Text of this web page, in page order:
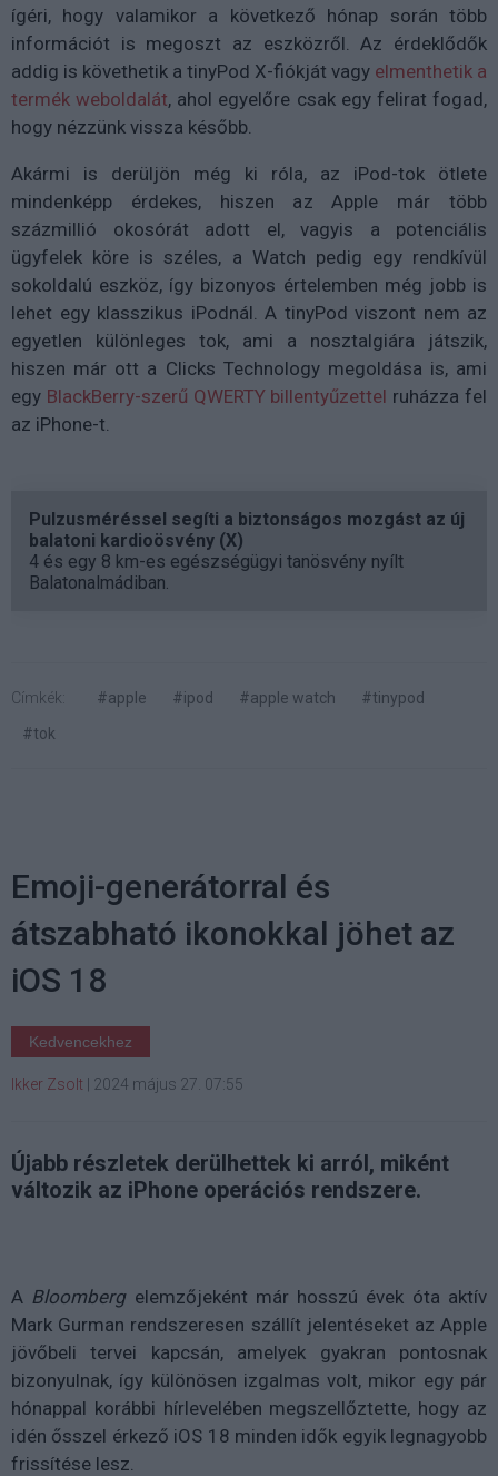
ígéri, hogy valamikor a következő hónap során több
információt is megoszt az eszközről. Az érdeklődők
addig is követhetik a tinyPod X-fiókját vagy elmenthetik a
termék weboldalát, ahol egyelőre csak egy felirat fogad,
hogy nézzünk vissza később.
Akármi is derüljön még ki róla, az iPod-tok ötlete
mindenképp érdekes, hiszen az Apple már több
százmillió okosórát adott el, vagyis a potenciális
ügyfelek köre is széles, a Watch pedig egy rendkívül
sokoldalú eszköz, így bizonyos értelemben még jobb is
lehet egy klasszikus iPodnál. A tinyPod viszont nem az
egyetlen különleges tok, ami a nosztalgiára játszik,
hiszen már ott a Clicks Technology megoldása is, ami
egy BlackBerry-szerű QWERTY billentyűzettel ruházza fel
az iPhone-t.
Pulzusméréssel segíti a biztonságos mozgást az új
balatoni kardioösvény (X)
4 és egy 8 km-es egészségügyi tanösvény nyílt
Balatonalmádiban.
Címkék: #apple #ipod #apple watch
#tinypod
#tok
Emoji-generátorral és
átszabható ikonokkal jöhet az
iOS 18
Kedvencekhez
Ikker Zsolt 2024 május 27. 07:55
Újabb részletek derülhettek ki arról, miként
változik az iPhone operációs rendszere.
A Bloombergelemzőjeként már hosszú évek óta aktív
Mark Gurman rendszeresen szállít jelentéseket az Apple
jövőbeli tervei kapcsán, amelyek gyakran pontosnak
bizonyulnak, így különösen izgalmas volt, mikor egy pár
hónappal korábbi hírlevelében megszellőztette, hogy az
idén ősszel érkező iOS 18 minden idők egyik legnagyobb
frissítése lesz.